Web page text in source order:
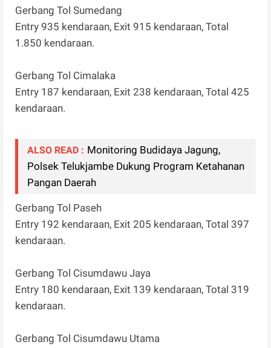
Gerbang Tol Sumedang
Entry 935 kendaraan, Exit 915 kendaraan, Total
1.850 kendaraan.
Gerbang Tol Cimalaka
Entry 187 kendaraan, Exit 238 kendaraan, Total 425
kendaraan.
ALSO READ : Monitoring Budidaya Jagung,
Polsek Telukjambe Dukung Program Ketahanan
Pangan Daerah
Gerbang Tol Paseh
Entry 192 kendaraan, Exit 205 kendaraan, Total 397
kendaraan.
Gerbang Tol Cisumdawu Jaya
Entry 180 kendaraan, Exit 139 kendaraan, Total 319
kendaraan.
Gerbang Tol Cisumdawu Utama